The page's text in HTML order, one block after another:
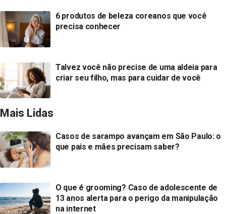
6 produtos de beleza coreanos que você
precisa conhecer
Talvez você não precise de uma aldeia para
criar seu filho, mas para cuidar de você
Mais Lidas
Casos de sarampo avançam em São Paulo: o
que pais e mães precisam saber?
O que é grooming? Caso de adolescente de
13 anos alerta para o perigo da manipulação
na internet